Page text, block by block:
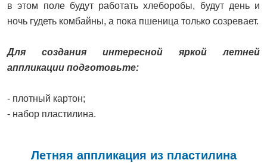
в этом поле будут работать хлеборобы, будут день и
ночь гудеть комбайны, а пока пшеница только созревает.
Для создания интересной яркой летней
аппликации подготовьте:
- плотный картон;
- набор пластилина.
Летняя аппликация из пластилина